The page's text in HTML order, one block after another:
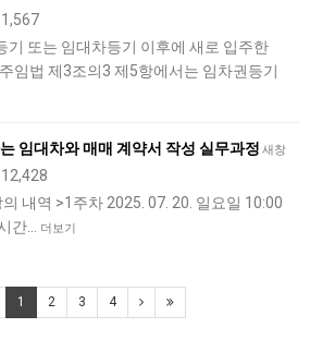
기 또는 임대차등기 이후에 새로 입주한
임법 제3조의3 제5항에서는 임차권등기
새창
임대차와 매매 계약서 작성 실무과정
내역 >1주차 2025. 07. 20. 일요일 10:00
간…
더보기
1 2 3 4